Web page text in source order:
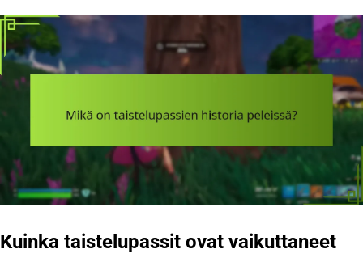
Kuinka taistelupassit ovat vaikuttaneet